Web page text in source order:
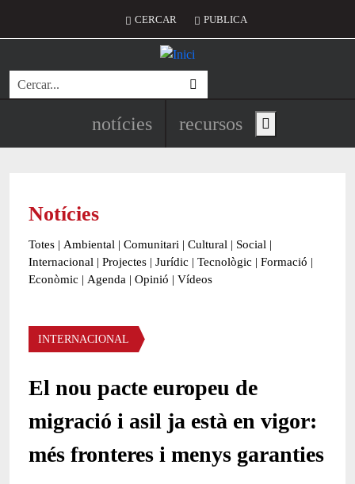
Menú del compte d'usuari
CERCAR PUBLICA
Cerca
Navegació principal de
notícies recursos Show main menu
Notícies
Totes | Ambiental | Comunitari | Cultural | Social |
Internacional | Projectes | Jurídic | Tecnològic | Formació |
Econòmic | Agenda | Opinió | Vídeos
Àmbit de la notícia
INTERNACIONAL
El nou pacte europeu de
migració i asil ja està en vigor:
més fronteres i menys garanties